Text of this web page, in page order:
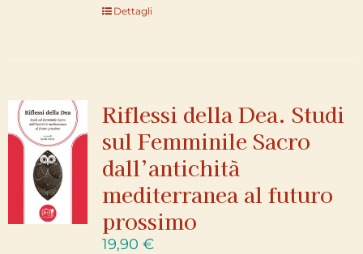
Dettagli
Riflessi della Dea. Studi
sul Femminile Sacro
dall’antichità
mediterranea al futuro
prossimo
19,90 €